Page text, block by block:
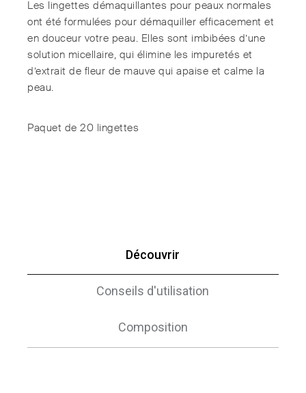
Les lingettes démaquillantes pour peaux normales
ont été formulées pour démaquiller efficacement et
en douceur votre peau. Elles sont imbibées d’une
solution micellaire, qui élimine les impuretés et
d’extrait de fleur de mauve qui apaise et calme la
peau.
Paquet de 20 lingettes
Découvrir
Conseils d'utilisation
Composition